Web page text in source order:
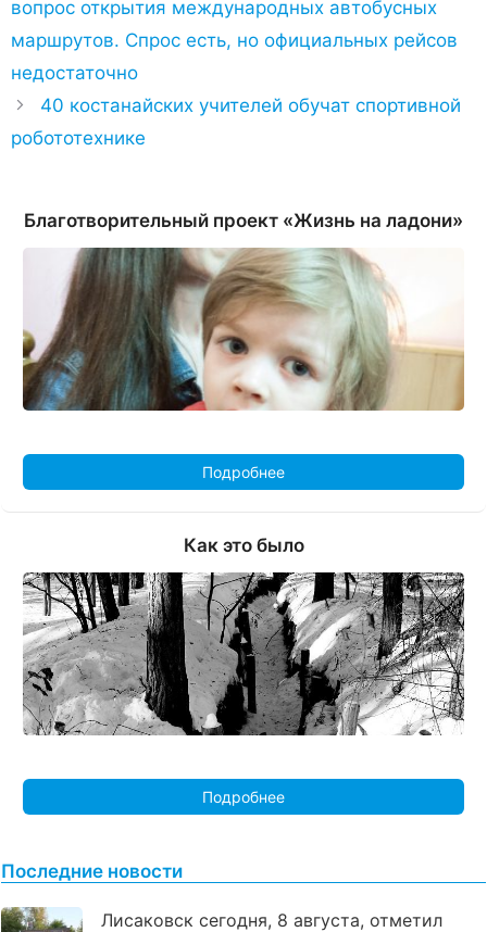
вопрос открытия международных автобусных
маршрутов. Спрос есть, но официальных рейсов
недостаточно
40 костанайских учителей обучат спортивной
робототехнике
Благотворительный проект «Жизнь на ладони»
Подробнее
Как это было
Подробнее
Последние новости
Лисаковск сегодня, 8 августа, отметил